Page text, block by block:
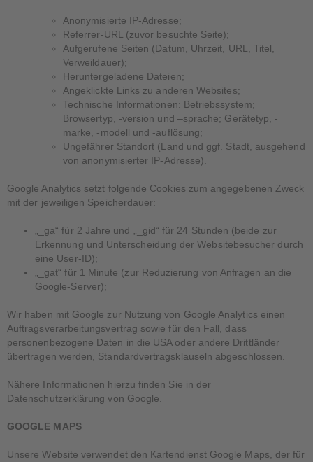
Anonymisierte IP-Adresse;
Referrer-URL (zuvor besuchte Seite);
Aufgerufene Seiten (Datum, Uhrzeit, URL, Titel,
Verweildauer);
Heruntergeladene Dateien;
Angeklickte Links zu anderen Websites;
Technische Informationen: Betriebssystem;
Browsertyp, -version und –sprache; Gerätetyp, -
marke, -modell und -auflösung;
Ungefährer Standort (Land und ggf. Stadt, ausgehend
von anonymisierter IP-Adresse).
Google Analytics setzt folgende Cookies zum angegebenen Zweck
mit der jeweiligen Speicherdauer:
„_ga“ für 2 Jahre und „_gid“ für 24 Stunden (beide zur
Erkennung und Unterscheidung der Websitebesucher durch
eine User-ID);
„_gat“ für 1 Minute (zur Reduzierung von Anfragen an die
Google-Server);
Wir haben mit Google zur Nutzung von Google Analytics einen
Auftragsverarbeitungsvertrag sowie für den Fall, dass
personenbezogene Daten in die USA oder andere Drittländer
übertragen werden, Standardvertragsklauseln abgeschlossen.
Nähere Informationen hierzu finden Sie in der
Datenschutzerklärung von Google.
GOOGLE MAPS
Unsere Website verwendet den Kartendienst Google Maps, der für